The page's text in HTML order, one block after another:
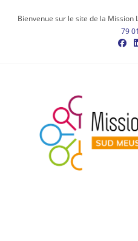
Bienvenue sur le site de la Mission
79